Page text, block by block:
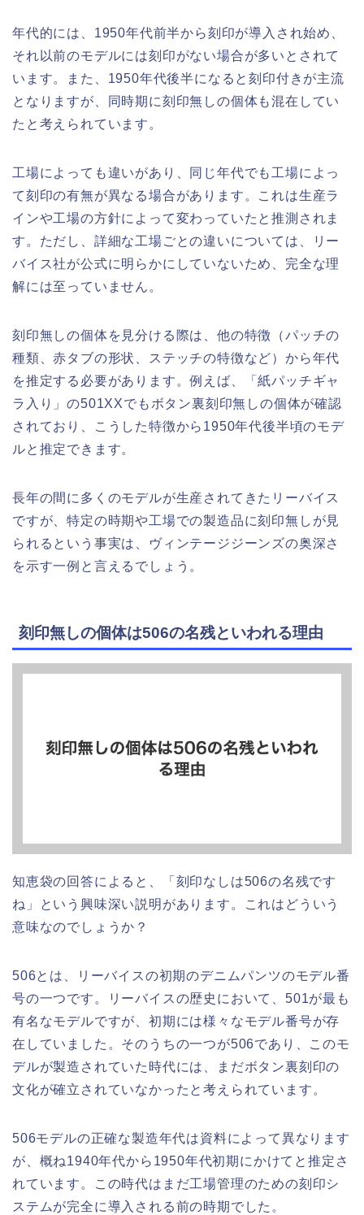
年代的には、1950年代前半から刻印が導入され始め、
それ以前のモデルには刻印がない場合が多いとされて
います。また、1950年代後半になると刻印付きが主流
となりますが、同時期に刻印無しの個体も混在してい
たと考えられています。
工場によっても違いがあり、同じ年代でも工場によっ
て刻印の有無が異なる場合があります。これは生産ラ
インや工場の方針によって変わっていたと推測されま
す。ただし、詳細な工場ごとの違いについては、リー
バイス社が公式に明らかにしていないため、完全な理
解には至っていません。
刻印無しの個体を見分ける際は、他の特徴（パッチの
種類、赤タブの形状、ステッチの特徴など）から年代
を推定する必要があります。例えば、「紙パッチギャ
ラ入り」の501XXでもボタン裏刻印無しの個体が確認
されており、こうした特徴から1950年代後半頃のモデ
ルと推定できます。
長年の間に多くのモデルが生産されてきたリーバイス
ですが、特定の時期や工場での製造品に刻印無しが見
られるという事実は、ヴィンテージジーンズの奥深さ
を示す一例と言えるでしょう。
刻印無しの個体は506の名残といわれる理由
知恵袋の回答によると、「刻印なしは506の名残です
ね」という興味深い説明があります。これはどういう
意味なのでしょうか？
506とは、リーバイスの初期のデニムパンツのモデル番
号の一つです。リーバイスの歴史において、501が最も
有名なモデルですが、初期には様々なモデル番号が存
在していました。そのうちの一つが506であり、このモ
デルが製造されていた時代には、まだボタン裏刻印の
文化が確立されていなかったと考えられています。
506モデルの正確な製造年代は資料によって異なります
が、概ね1940年代から1950年代初期にかけてと推定さ
れています。この時代はまだ工場管理のための刻印シ
ステムが完全に導入される前の時期でした。